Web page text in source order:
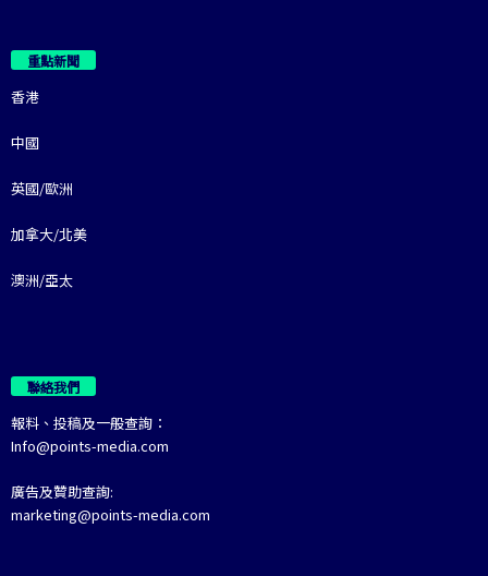
重點新聞
香港
中國
英國/歐洲
加拿大/北美
澳洲/亞太
聯絡我們
報料、投稿及一般查詢：
Info@points-media.com
廣告及贊助查詢:
marketing@points-media.com